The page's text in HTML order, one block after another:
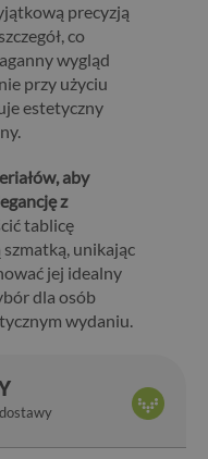
precyzją
co
wygląd
przy użyciu
estetyczny
aby
z
tablicę
unikając
jej idealny
dla osób
wydaniu.